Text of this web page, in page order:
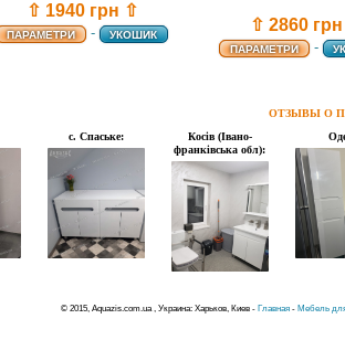
⇧ 1940 грн ⇧
ПАРАМЕТРИ - УКОШИК ⇧ 2860
ПАРАМЕТРИ -
ОТЗЫВЫ О
с. Спаське:
Косів (Івано-
франківська обл):
© 2015, Aquazis.com.ua , Украина: Харьков, Киев - Главная - Мебель